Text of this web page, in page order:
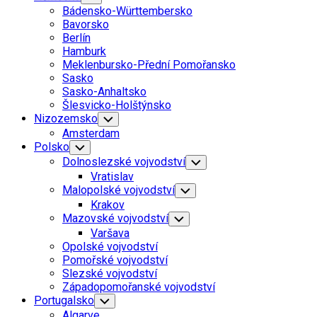
Child
Menu
Bádensko-Württembersko
Bavorsko
Berlín
Hamburk
Meklenbursko-Přední Pomořansko
Sasko
Sasko-Anhaltsko
Šlesvicko-Holštýnsko
Nizozemsko Toggle
Child
Menu
Amsterdam
Polsko Toggle
Child
Menu
Dolnoslezské vojvodství Toggle
Child
Menu
Vratislav
Malopolské vojvodství Toggle
Child
Menu
Krakov
Mazovské vojvodství Toggle
Child
Varšava
Opolské vojvodství
Pomořské vojvodství
Slezské vojvodství
Západopomořanské vojvodství
Portugalsko Toggle
Child